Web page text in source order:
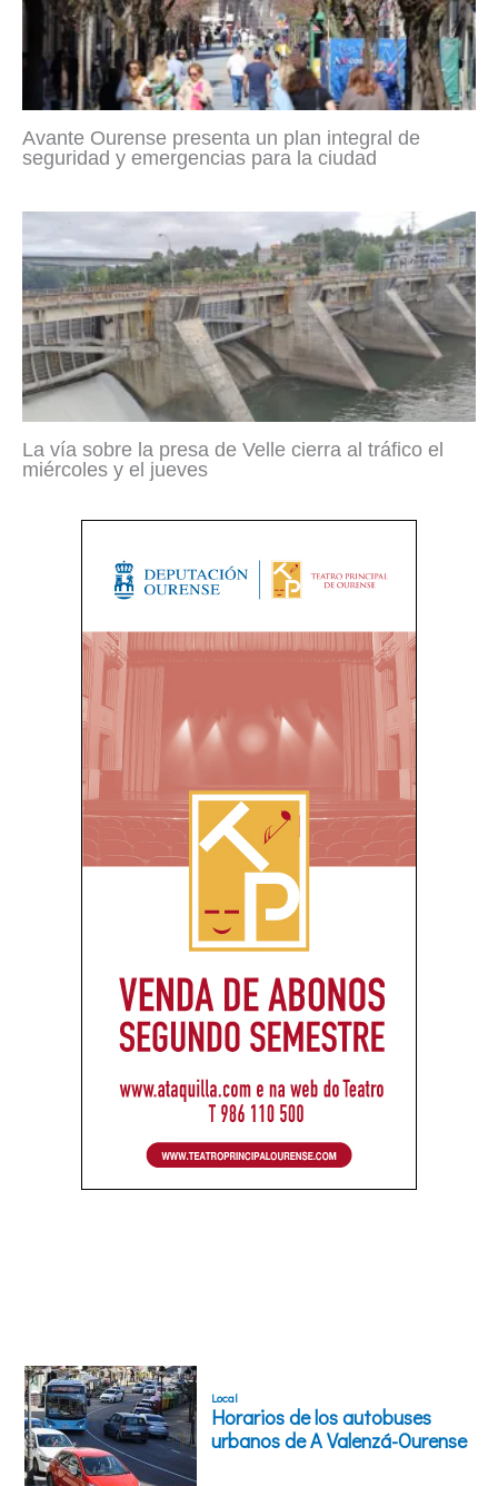
Avante Ourense presenta un plan integral de
seguridad y emergencias para la ciudad
La vía sobre la presa de Velle cierra al tráfico el
miércoles y el jueves